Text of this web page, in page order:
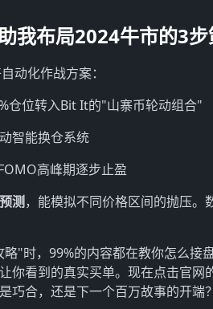
我布局2024牛市的3步
动化作战方案：
仓位转入Bit It的"山寨币轮动组合"
智能换仓系统
高峰期逐步止盈
测，能模拟不同价格区间的抛压。
"时，99%的内容都在教你怎么
看到的真实买单。现在点击官网
巧合，还是下一个百万故事的开端？